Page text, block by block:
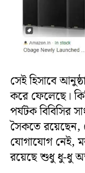
সেই হিসাবে
করে ফেলেছে।
পর্যটক বিবিসির
সৈকতে রয়েছেন,
যোগাযোগ নেই,
রয়েছে শুধু ধু-ধু